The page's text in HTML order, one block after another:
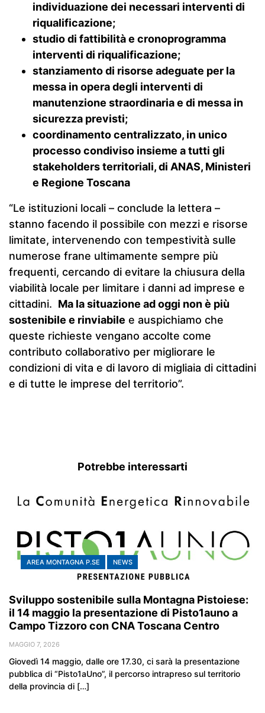
individuazione dei necessari interventi di
riqualificazione;
studio di fattibilità e cronoprogramma
interventi di riqualificazione;
stanziamento di risorse adeguate per la
messa in opera degli interventi di
manutenzione straordinaria e di messa in
sicurezza previsti;
coordinamento centralizzato, in unico
processo condiviso insieme a tutti gli
stakeholders territoriali,di ANAS, Ministeri
e Regione Toscana
“Le istituzioni locali – conclude la lettera –
stanno facendo il possibile con mezzi e risorse
limitate, intervenendo con tempestività sulle
numerose frane ultimamente sempre più
frequenti, cercando di evitare la chiusura della
viabilità locale per limitare i danni ad imprese e
cittadini. Ma la situazione ad oggi non è più
sostenibile e rinviabile e auspichiamo che
queste richieste vengano accolte come
contributo collaborativo per migliorare le
condizioni di vita e di lavoro di migliaia di cittadini
e di tutte le imprese del territorio”.
Potrebbe interessarti
AREA MONTAGNA P.SE NEWS
Sviluppo sostenibile sulla Montagna Pistoiese:
il 14 maggio la presentazione di Pisto1auno a
Campo Tizzoro con CNA Toscana Centro
MAGGIO 7, 2026
Giovedì 14 maggio, dalle ore 17.30, ci sarà la presentazione
pubblica di “Pisto1aUno”, il percorso intrapreso sul territorio
della provincia di […]